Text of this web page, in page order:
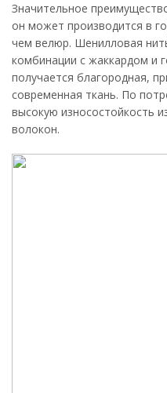
Значительное
он может производится в
чем велюр. Шенилловая
комбинации с жаккардом и
получается благородная,
современная ткань. По
высокую износостойкость
волокон.